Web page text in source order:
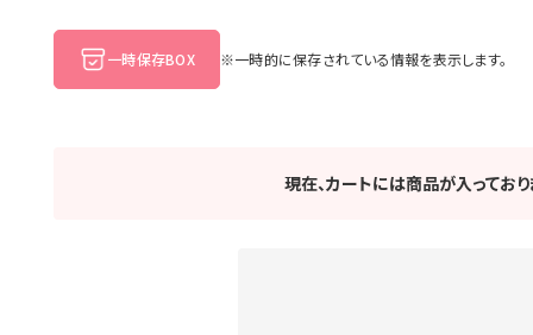
一時保存BOX ※一時的に保存されている情報を表示します。
現在、カートには商品が入ってお